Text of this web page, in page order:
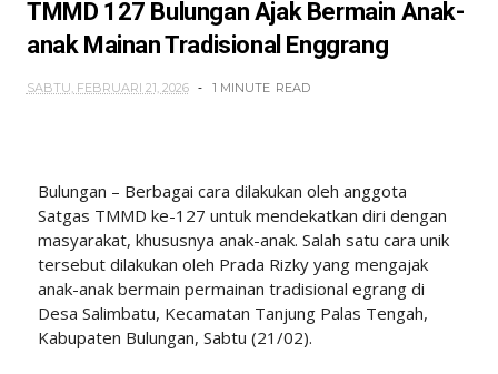
TMMD 127 Bulungan Ajak Bermain Anak-
anak Mainan Tradisional Enggrang
SABTU, FEBRUARI 21, 2026 1 MINUTE READ
Bulungan – Berbagai cara dilakukan oleh anggota
Satgas TMMD ke-127 untuk mendekatkan diri dengan
masyarakat, khususnya anak-anak. Salah satu cara unik
tersebut dilakukan oleh Prada Rizky yang mengajak
anak-anak bermain permainan tradisional egrang di
Desa Salimbatu, Kecamatan Tanjung Palas Tengah,
Kabupaten Bulungan, Sabtu (21/02).